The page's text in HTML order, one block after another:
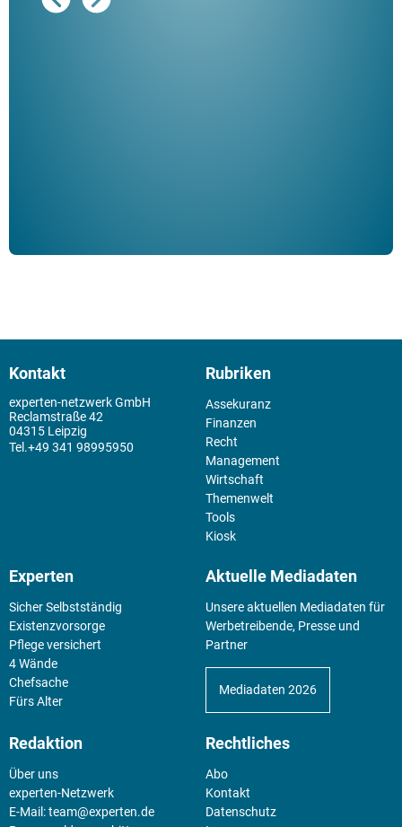
Kontakt
experten-netzwerk GmbH
Reclamstraße 42
04315 Leipzig
+49 341 98995950
Rubriken
Assekuranz
Finanzen
Recht
Management
Wirtschaft
Themenwelt
Tools
Kiosk
Experten
Sicher Selbstständig
Existenz­vorsorge
Pflege versichert
4 Wände
Chefsache
Fürs Alter
Aktuelle Mediadaten
Unsere aktuellen Mediadaten für
Werbetreibende, Presse und
Partner
Mediadaten 2026
Redaktion
Über uns
experten-Netzwerk
E-Mail:team@experten.de
Rechtliches
Abo
Kontakt
Datenschutz